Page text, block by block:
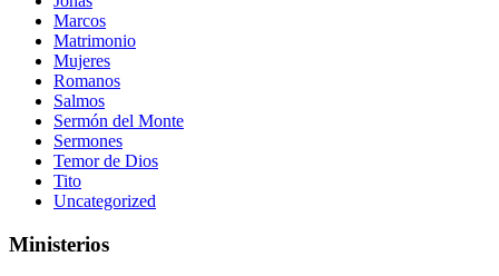
Marcos
Matrimonio
Mujeres
Romanos
Salmos
Sermón del Monte
Sermones
Temor de Dios
Tito
Uncategorized
Ministerios